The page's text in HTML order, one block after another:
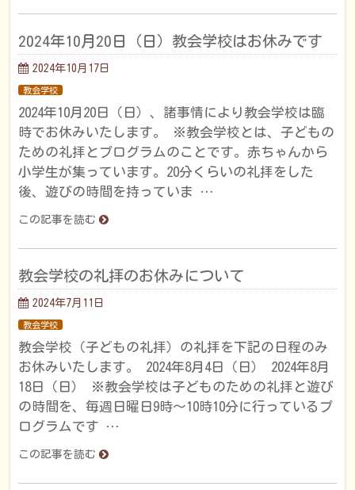
2024年10月20日（日）教会学校はお休みです
2024年10月17日
教会学校
2024年10月20日（日）、諸事情により教会学校は臨
時でお休みいたします。 ※教会学校とは、子どもの
ための礼拝とプログラムのことです。赤ちゃんから
小学生が集っています。20分くらいの礼拝をした
後、遊びの時間を持っていま …
この記事を読む
教会学校の礼拝のお休みについて
2024年7月11日
教会学校
教会学校（子どもの礼拝）の礼拝を下記の日程のみ
お休みいたします。 2024年8月4日（日） 2024年8月
18日（日） ※教会学校は子どものための礼拝と遊び
の時間を、毎週日曜日9時〜10時10分に行っているプ
ログラムです …
この記事を読む